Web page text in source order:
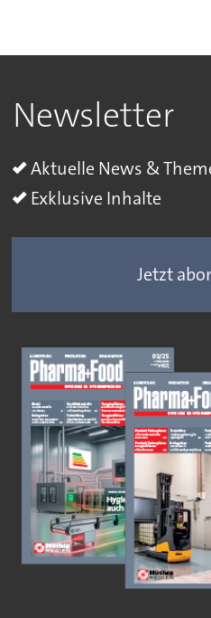
Newsletter
Aktuelle News &
Exklusive Inhalte
Jetzt